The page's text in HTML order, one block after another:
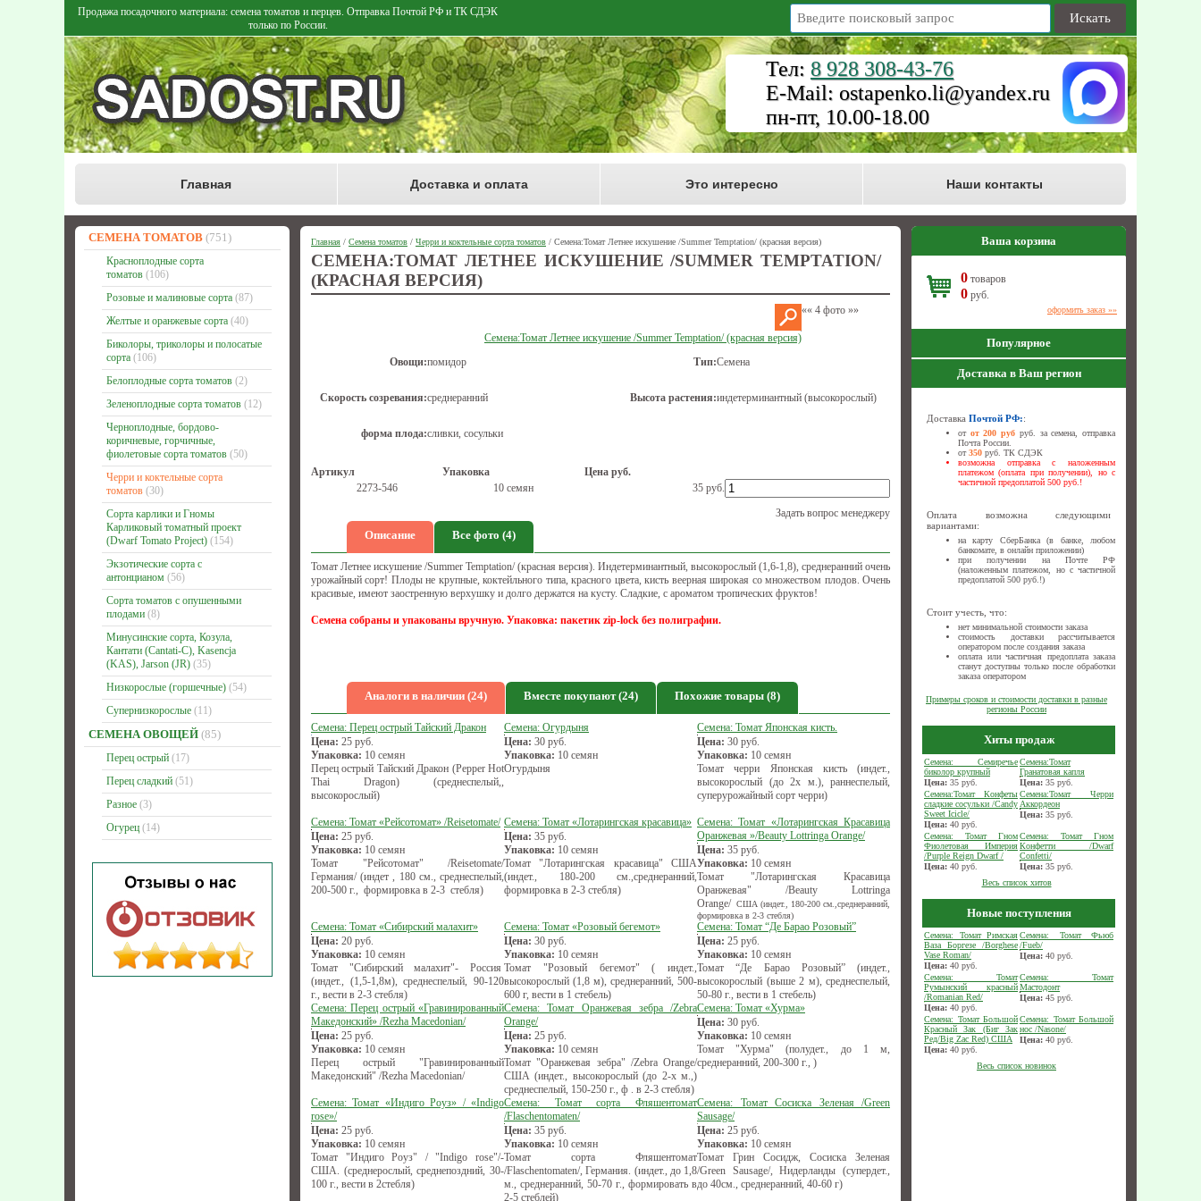
Продажа посадочного материала: семена томатов и перцев. Отправка Почтой РФ и ТК СДЭК
только по России.
Искать
Тел: 8 928 308-43-76
E-Mail: ostapenko.li@yandex.ru
пн-пт, 10.00-18.00
Главная Доставка и оплата Это интересно Наши контакты
СЕМЕНА ТОМАТОВ (751)
Красноплодные сорта
томатов (106)
Розовые и малиновые сорта (87)
Желтые и оранжевые сорта (40)
Биколоры, триколоры и полосатые
сорта (106)
Белоплодные сорта томатов (2)
Зеленоплодные сорта томатов (12)
Черноплодные, бордово-
коричневые, горчичные,
фиолетовые сорта томатов (50)
Черри и коктельные сорта
томатов (30)
Сорта карлики и Гномы
Карликовый томатный проект
(Dwarf Tomato Project) (154)
Экзотические сорта с
антонцианом (56)
Сорта томатов с опушенными
плодами (8)
Минусинские сорта, Козула,
Кантати (Cantati-C), Kasencja
(KAS), Jarson (JR) (35)
Низкорослые (горшечные) (54)
Супернизкорослые (11)
СЕМЕНА ОВОЩЕЙ (85)
Перец острый (17)
Перец сладкий (51)
Разное (3)
Огурец (14)
Главная / Семена томатов / Черри и коктельные сорта томатов / Семена:Томат Летнее искушение /Summer Temptation/ (красная версия)
СЕМЕНА:ТОМАТ ЛЕТНЕЕ ИСКУШЕНИЕ /SUMMER TEMPTATION/
(КРАСНАЯ ВЕРСИЯ)
Семена:Томат Летнее искушение /Summer Temptation/ (красная версия)
«« 4 фото »»
Овощи:помидор Тип:Семена
Скорость созревания:среднеранний Высота растения:индетерминантный (высокорослый)
форма плода:сливки, сосульки
Артикул Упаковка
Цена руб.
2273-546
10 семян 35 руб.
Задать вопрос менеджеру
Описание Все фото (4)
Томат Летнее искушение /Summer Temptation/ (красная версия). Индетерминантный, высокорослый (1,6-1,8), среднеранний очень
урожайный сорт! Плоды не крупные, коктейльного типа, красного цвета, кисть веерная широкая со множеством плодов. Очень
красивые, имеют заостренную верхушку и долго держатся на кусту. Сладкие, с ароматом тропических фруктов!
Семена собраны и упакованы вручную. Упаковка: пакетик zip-lock без полиграфии.
Аналоги в наличии (24) Вместе покупают (24) Похожие товары (8)
Семена: Перец острый Тайский Дракон
Цена: 25 руб.
Упаковка: 10 семян
Перец острый Тайский Дракон (Pepper Hot
Thai Dragon) (среднеспелый,,
высокорослый)
Семена: Огурдыня
Цена: 30 руб.
Упаковка: 10 семян
Огурдыня
Семена: Томат Японская кисть.
Цена: 30 руб.
Упаковка: 10 семян
Томат черри Японская кисть (индет.,
высокорослый (до 2х м.), раннеспелый,
суперурожайный сорт черри)
Семена: Томат «Рейсотомат» /Reisetomate/
Цена: 25 руб.
Упаковка: 10 семян
Томат "Рейсотомат" /Reisetomate/
Германия/ (индет , 180 см., среднеспелый,
200-500 г., формировка в 2-3 стебля)
Семена: Томат «Лотарингская красавица»
Цена: 35 руб.
Упаковка: 10 семян
Томат "Лотарингская красавица" США
(индет., 180-200 см.,среднеранний,
формировка в 2-3 стебля)
Семена: Томат «Лотарингская Красавица
Оранжевая »/Beauty Lottringa Оrange/
Цена: 35 руб.
Упаковка: 10 семян
Томат "Лотарингская Красавица
Оранжевая" /Beauty Lottringa
Оrange/ США (индет., 180-200 см.,среднеранний,
формировка в 2-3 стебля)
Семена: Томат «Сибирский малахит»
Цена: 20 руб.
Упаковка: 10 семян
Томат "Сибирский малахит"- Россия
(индет., (1,5-1,8м), среднеспелый, 90-120
г., вести в 2-3 стебля)
Семена: Томат «Розовый бегемот»
Цена: 30 руб.
Упаковка: 10 семян
Томат "Розовый бегемот" ( индет.,
высокорослый (1,8 м), среднеранний, 500-
600 г, вести в 1 стебель)
Семена: Томат “Де Барао Розовый”
Цена: 25 руб.
Упаковка: 10 семян
Томат “Де Барао Розовый” (индет.,
высокорослый (выше 2 м), среднеспелый,
50-80 г., вести в 1 стебель)
Семена: Перец острый «Гравинированный
Македонский» /Rezha Macedonian/
Цена: 25 руб.
Упаковка: 10 семян
Перец острый "Гравинированный
Македонский" /Rezha Macedonian/
Семена: Томат Оранжевая зебра /Zebra
Orange/
Цена: 25 руб.
Упаковка: 10 семян
Томат "Оранжевая зебра" /Zebra Orange/
США (индет., высокорослый (до 2-х м.,)
среднеспелый, 150-250 г., ф . в 2-3 стебля)
Семена: Томат «Хурма»
Цена: 30 руб.
Упаковка: 10 семян
Томат "Хурма" (полудет., до 1 м,
среднеранний, 200-300 г., )
Семена: Томат «Индиго Роуз» / «Indigo
rose»/
Цена: 25 руб.
Упаковка: 10 семян
Томат "Индиго Роуз" / "Indigo rose"/-
США. (среднерослый, среднепоздний, 30-
100 г., вести в 2стебля)
Семена: Томат сорта Фляшентомат
/Flaschentomaten/
Цена: 35 руб.
Упаковка: 10 семян
Томат сорта Фляшентомат
/Flaschentomaten/, Германия. (индет., до 1,8
м., среднеранний, 50-70 г., формировать в
2-5 стеблей)
Семена: Томат Сосиска Зеленая /Green
Sausage/
Цена: 25 руб.
Упаковка: 10 семян
Томат Грин Сосидж, Сосиска Зеленая
/Green Sausage/, Нидерланды (супердет.,
до 40см., среднеранний, 40-60 г)
Ваша корзина
0 товаров
0 руб.
оформить заказ »»
Популярное
Доставка в Ваш регион
Доставка Почтой РФ::
от от 200 руб руб. за семена, отправка
Почта России.
от350 руб. ТК СДЭК
возможна отправка с наложенным
платежом (оплата при получении), но с
частичной предоплатой 500 руб.!
Оплата возможна следующими
вариантами:
на карту СберБанка (в банке, любом
банкомате, в онлайн приложении)
при получении на Почте РФ
(наложенным платежом, но с частичной
предоплатой 500 руб.!)
Стоит учесть, что:
нет минимальной стоимости заказа
стоимость доставки рассчитывается
оператором после создания заказа
оплата или частичная предоплата заказа
станут доступны только после обработки
заказа оператором
Примеры сроков и стоимости доставки в разные
регионы России
Хиты продаж
Семена: Семиречье
биколор крупный
Цена: 35 руб.
Семена:Томат
Гранатовая капля
Цена: 35 руб.
Семена:Томат Конфеты
сладкие сосульки /Candy
Sweet Icicle/
Цена: 40 руб.
Семена:Томат Черри
Аккордеон
Цена: 35 руб.
Семена: Томат Гном
Фиолетовая Империя
/Purple Reign Dwarf /
Цена: 40 руб.
Семена: Томат Гном
Конфетти /Dwarf
Confetti/
Цена: 35 руб.
Весь список хитов
Новые поступления
Семена: Томат Римская
Ваза Боргезе /Borghese
Vase Roman/
Цена: 40 руб.
Семена: Томат Фьюб
/Fueb/
Цена: 40 руб.
Семена: Томат
Румынский красный
/Romanian Red/
Цена: 40 руб.
Семена: Томат
Мастодонт
Цена: 45 руб.
Семена: Томат Большой
Красный Зак (Биг Зак
Ред/Big Zac Red) США
Цена: 40 руб.
Семена: Томат Большой
нос /Nasone/
Цена: 40 руб.
Весь список новинок